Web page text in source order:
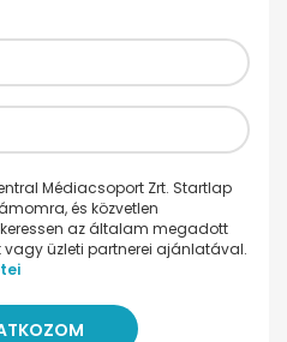
Médiacsoport Zrt. Startlap
és közvetlen
az általam megadott
üzleti partnerei ajánlatával.